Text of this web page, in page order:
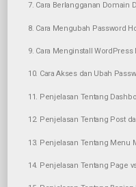
7. Cara Berlangganan Domain
8. Cara Mengubah Password
9. Cara Menginstall
10. Cara Akses dan Ubah
11. Penjelasan Tentang
12. Penjelasan Tentang Post
13. Penjelasan Tentang Menu
14. Penjelasan Tentang Page